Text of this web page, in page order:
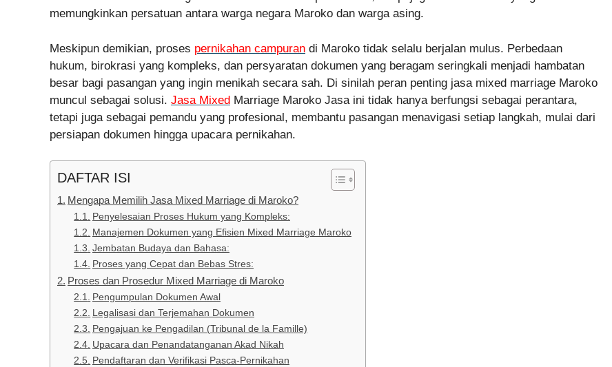
memungkinkan persatuan antara warga negara Maroko dan warga asing.
Meskipun demikian, proses pernikahan campuran di Maroko tidak selalu berjalan mulus. Perbedaan
hukum, birokrasi yang kompleks, dan persyaratan dokumen yang beragam seringkali menjadi hambatan
besar bagi pasangan yang ingin menikah secara sah. Di sinilah peran penting jasa mixed marriage Maroko
muncul sebagai solusi. Jasa Mixed Marriage Maroko Jasa ini tidak hanya berfungsi sebagai perantara,
tetapi juga sebagai pemandu yang profesional, membantu pasangan menavigasi setiap langkah, mulai dari
persiapan dokumen hingga upacara pernikahan.
DAFTAR ISI
Mengapa Memilih Jasa Mixed Marriage di Maroko?
Penyelesaian Proses Hukum yang Kompleks:
Manajemen Dokumen yang Efisien Mixed Marriage Maroko
Jembatan Budaya dan Bahasa:
Proses yang Cepat dan Bebas Stres:
Proses dan Prosedur Mixed Marriage di Maroko
Pengumpulan Dokumen Awal
Legalisasi dan Terjemahan Dokumen
Pengajuan ke Pengadilan (Tribunal de la Famille)
Upacara dan Penandatanganan Akad Nikah
Pendaftaran dan Verifikasi Pasca-Pernikahan